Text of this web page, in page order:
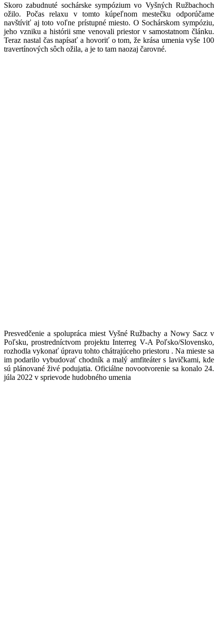
Skoro zabudnuté sochárske sympózium vo Vyšných Ružbachoch
ožilo. Počas relaxu v tomto kúpeľnom mestečku odporúčame
navštíviť aj toto voľne prístupné miesto. O Sochárskom sympóziu,
jeho vzniku a histórii sme venovali priestor v samostatnom článku.
Teraz nastal čas napísať a hovoriť o tom, že krása umenia vyše 100
travertínových sôch ožila, a je to tam naozaj čarovné.
Presvedčenie a spolupráca miest Vyšné Ružbachy a Nowy Sacz v
Poľsku, prostredníctvom projektu Interreg V-A Poľsko/Slovensko,
rozhodla vykonať úpravu tohto chátrajúceho priestoru . Na mieste sa
im podarilo vybudovať chodník a malý amfiteáter s lavičkami, kde
sú plánované živé podujatia. Oficiálne novootvorenie sa konalo 24.
júla 2022 v sprievode hudobného umenia